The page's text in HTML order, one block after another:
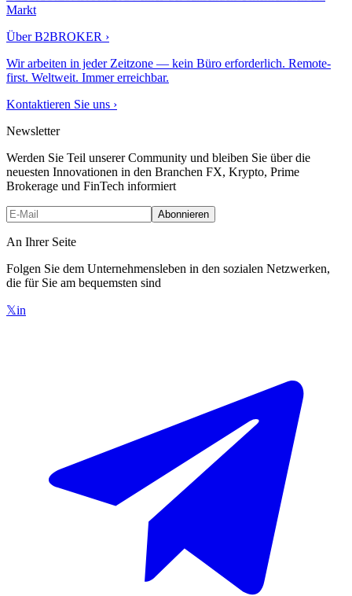
Markt
Über B2BROKER ›
Wir arbeiten in jeder Zeitzone — kein Büro erforderlich. Remote-
first. Weltweit. Immer erreichbar.
Kontaktieren Sie uns ›
Newsletter
Werden Sie Teil unserer Community und bleiben Sie über die
neuesten Innovationen in den Branchen FX, Krypto, Prime
Brokerage und FinTech informiert
Abonnieren
An Ihrer Seite
Folgen Sie dem Unternehmensleben in den sozialen Netzwerken,
die für Sie am bequemsten sind
𝕏in